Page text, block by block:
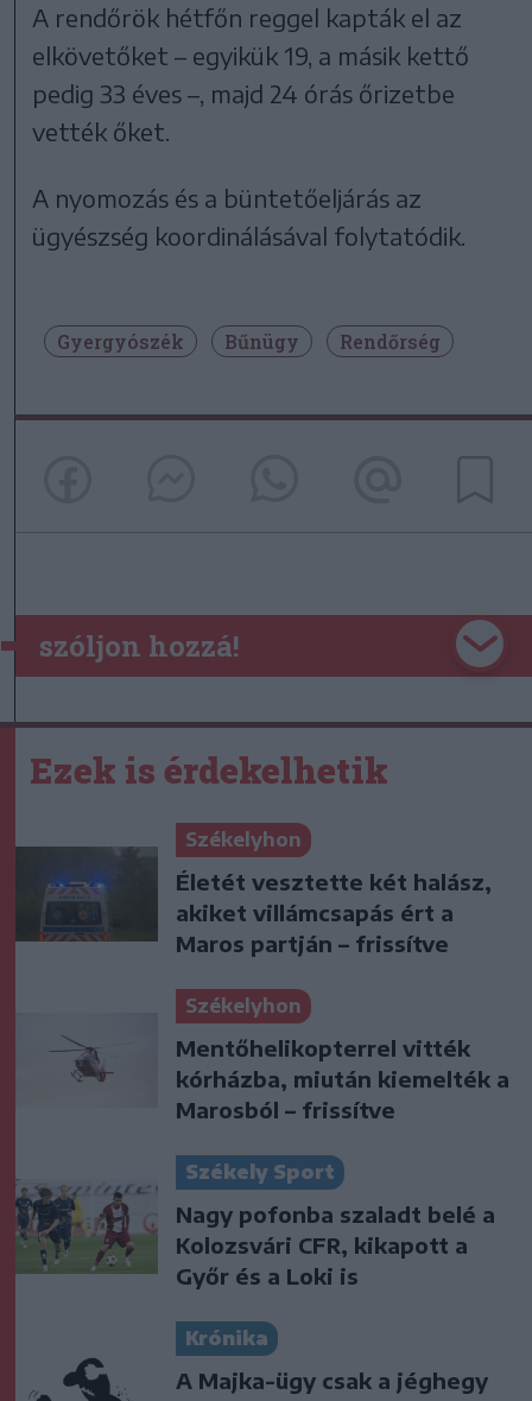
A rendőrök hétfőn reggel kapták el az
elkövetőket – egyikük 19, a másik kettő
pedig 33 éves –, majd 24 órás őrizetbe
vették őket.
A nyomozás és a büntetőeljárás az
ügyészség koordinálásával folytatódik.
Gyergyószék Bűnügy Rendőrség
szóljon hozzá!
Ezek is érdekelhetik
Székelyhon
Életét vesztette két halász,
akiket villámcsapás ért a
Maros partján – frissítve
Székelyhon
Mentőhelikopterrel vitték
kórházba, miután kiemelték a
Marosból – frissítve
Székely Sport
Nagy pofonba szaladt belé a
Kolozsvári CFR, kikapott a
Győr és a Loki is
Krónika
A Majka-ügy csak a jéghegy